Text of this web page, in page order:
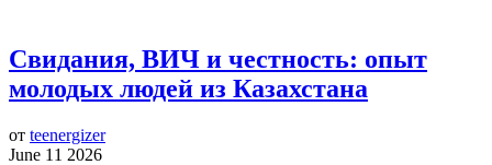
Свидания, ВИЧ и честность: опыт
молодых людей из Казахстана
от teenergizer
June 11 2026